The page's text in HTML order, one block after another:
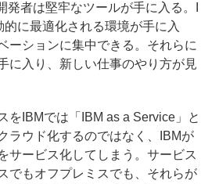
者は堅牢なツールが手に入る。I
に最適化される環境が手に入
ーションに集中できる。それらに
に入り、新しい仕事のやり方が見
IBMでは「IBM as a Service」と
ラウド化するのではなく、IBMが
サービス化してしまう。サービス
でもオフプレミスでも、それらが